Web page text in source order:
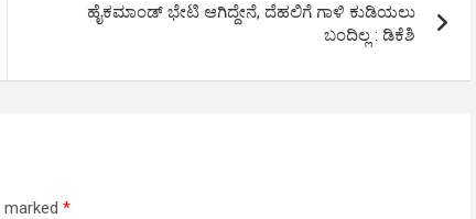
ಹೈಕಮಾಂಡ್‌ ಭೇಟಿ ಆಗಿದ್ದೇನೆ, ದೆಹಲಿಗೆ ಗಾಳಿ ಕುಡಿಯಲು
ಬಂದಿಲ್ಲ : ಡಿಕೆಶಿ
marked *